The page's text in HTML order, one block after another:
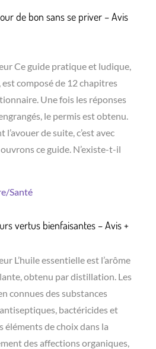
de bon sans se priver – Avis
Ce guide pratique et ludique,
est composé de 12 chapitres
Une fois les réponses
le permis est obtenu.
de suite, c’est avec
ce guide. N’existe-t-il
Santé
vertus bienfaisantes – Avis +
L’huile essentielle est l’arôme
obtenu par distillation. Les
connues des substances
bactéricides et
éléments de choix dans la
des affections organiques,